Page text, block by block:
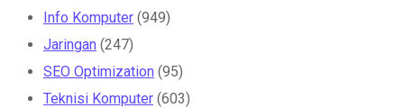
Info Komputer (949)
Jaringan (247)
SEO Optimization (95)
Teknisi Komputer (603)